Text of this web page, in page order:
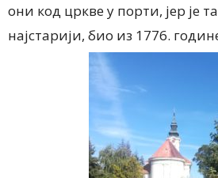
они код цркве у порти, јер је
најстарији, био из 1776.